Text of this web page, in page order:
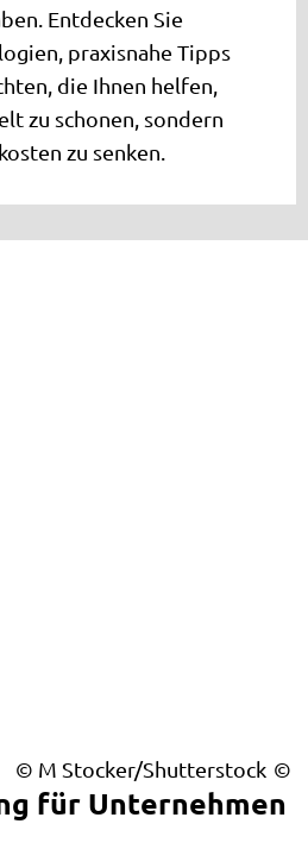
Entdecken Sie
praxisnahe Tipps
die Ihnen helfen,
zu schonen, sondern
zu senken.
für Unternehmen
© M Stocker/Shutterstock